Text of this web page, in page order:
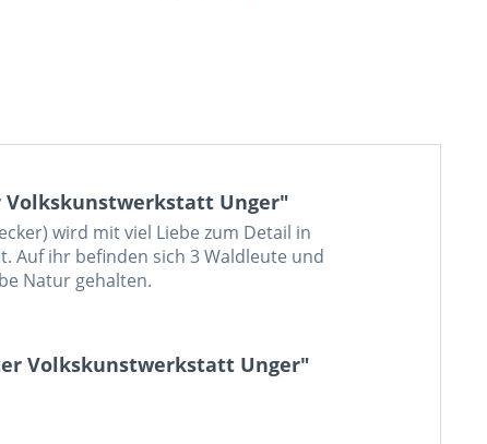
Unger"
wird mit viel Liebe zum Detail in
Auf ihr befinden sich 3 Waldleute und
Natur gehalten.
Volkskunstwerkstatt Unger"